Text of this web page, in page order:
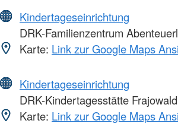
Kindertageseinrichtung
DRK-Familienzentrum
Karte: Link zur Google Maps
Kindertageseinrichtung
DRK-Kindertagesstätte
Karte: Link zur Google Maps